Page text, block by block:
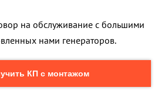
на обслуживание с большими
нами генераторов.
КП с монтажом